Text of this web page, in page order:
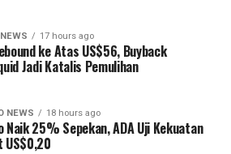
17 hours ago
ke Atas US$56, Buyback
Jadi Katalis Pemulihan
NEWS 18 hours ago
Naik 25% Sepekan, ADA Uji Kekuatan
US$0,20